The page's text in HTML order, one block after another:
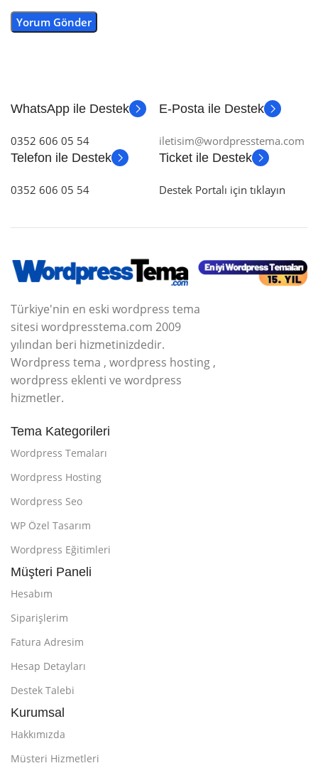
WhatsApp ile Destek
0352 606 05 54
E-Posta ile Destek
iletisim@wordpresstema.com
Telefon ile Destek
0352 606 05 54
Ticket ile Destek
Destek Portalı için tıklayın
Türkiye'nin en eski wordpress tema
sitesi wordpresstema.com 2009
yılından beri hizmetinizdedir.
Wordpress tema , wordpress hosting ,
wordpress eklenti ve wordpress
hizmetler.
Tema Kategorileri
Wordpress Temaları
Wordpress Hosting
Wordpress Seo
WP Özel Tasarım
Wordpress Eğitimleri
Müşteri Paneli
Hesabım
Siparişlerim
Fatura Adresim
Hesap Detayları
Destek Talebi
Kurumsal
Hakkımızda
Müşteri Hizmetleri